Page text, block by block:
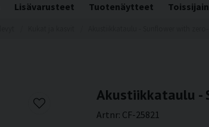
Lisävarusteet Tuotenäytteet
Akustiikkataulu -
Artnr: CF-25821